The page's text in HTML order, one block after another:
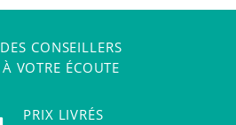
DES CONSEILLERS
À VOTRE ÉCOUTE
PRIX LIVRÉS